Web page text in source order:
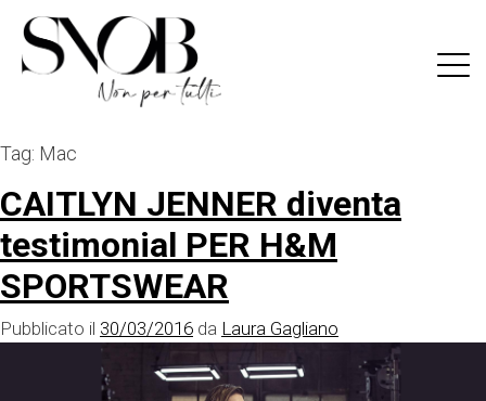
content
Tag: Mac
CAITLYN JENNER diventa
testimonial PER H&M
SPORTSWEAR
Pubblicato il 30/03/2016 da Laura Gagliano